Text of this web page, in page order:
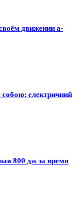
движении а-
собою: електричний
800 дж за время